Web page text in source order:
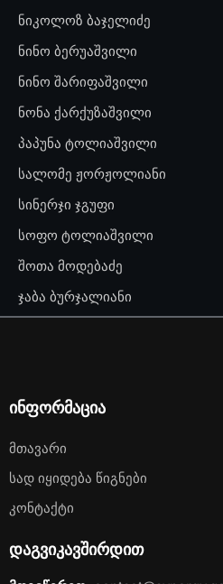
ნიკოლოზ ბაჯელიძე
ნინო ბერუაშვილი
ნინო შარიფაშვილი
ნონა ქარქუზაშვილი
პაპუნა ტოლიაშვილი
სალომე ჟორჟოლიანი
სინერჯი ჯგუფი
სოფო ტოლიაშვილი
შოთა მოდებაძე
ჯაბა ბურჯალიანი
ინფორმაცია
Მთავარი
Სად Იყიდება Წიგნები
Კონტაქტი
დაგვიკავშირდით